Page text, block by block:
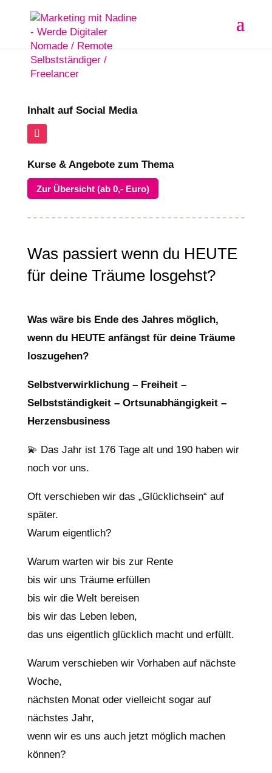
Inhalt auf Social Media
Kurse & Angebote zum Thema
Zur Übersicht (ab 0,- Euro)
Was passiert wenn du HEUTE
für deine Träume losgehst?
Was wäre bis Ende des Jahres möglich,
wenn du HEUTE anfängst für deine Träume
loszugehen?
Selbstverwirklichung – Freiheit –
Selbstständigkeit – Ortsunabhängigkeit –
Herzensbusiness
💫 Das Jahr ist 176 Tage alt und 190 haben wir
noch vor uns.
Oft verschieben wir das „Glücklichsein“ auf
später.
Warum eigentlich?
Warum warten wir bis zur Rente
bis wir uns Träume erfüllen
bis wir die Welt bereisen
bis wir das Leben leben,
das uns eigentlich glücklich macht und erfüllt.
Warum verschieben wir Vorhaben auf nächste
Woche,
nächsten Monat oder vielleicht sogar auf
nächstes Jahr,
wenn wir es uns auch jetzt möglich machen
können?